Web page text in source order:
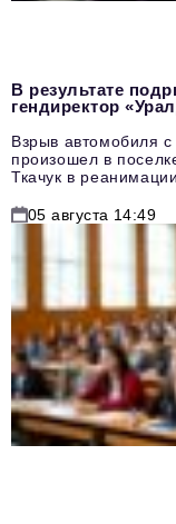
В результате
гендиректор
Взрыв автомобиля
произошел в
Ткачук в
05 августа 14:49